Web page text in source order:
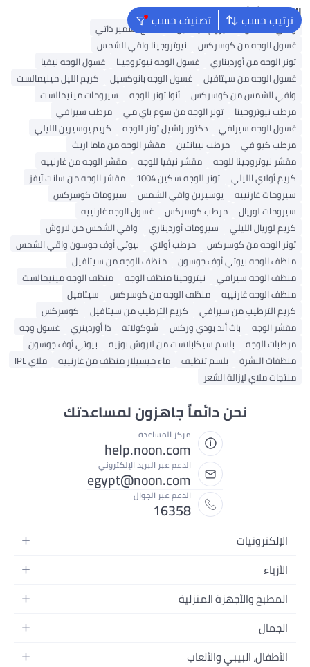
ترتيب حسب تصنيف حسب البحث الشائع
واقي الشمس سيروم فيتامين C
منتج تسمير ذاتي
غسول الوجه من كوسركس
نيوتروجينا واقي الشمس
تونر الوجه من أورديناري
غسول الوجه نيوتروجينا
غسول الوجه نيفيا
غسول الوجه من سيتافيل
غسول الوجه بانوكسيل
كريم الليل مينيمالست
واقي الشمس من كوسركس
أنوا تونر للوجه
سيرومات مينيمالست
مرطب نيوتروجينا
تونر الوجه من سوم باي مي
مرطب سيرافي
غسول الوجه سيرافي
دكتور راشيل تونر للوجه
كريم يوسيرين الليلي
مرطب كيو في
مرطب بيبانثين
مقشر الوجه من ماما اريث
مقشر نيوتروجينا للوجه
مقشر نيفيا للوجه
مقشر الوجه من غارنييه
كريم أولاي الليلي
تونر للوجه سكين 1004
مقشر الوجه من سانت آيفز
سيرومات غارنييه
يوسيرين واقي الشمس
سيرومات كوسركس
سيرومات لوريال
مرطب كوسركس
غسول الوجه غارنييه
كريم لوريال الليلي
سيرومات أورديناري
واقي الشمس من لاروش
تونر الوجه من كوسركس
مرطب أولاي
بيوتي أوف جوسون واقي الشمس
منظف ​​الوجه بيوتي أوف جوسون
منظف ​​الوجه من سيتافيل
منظف ​​الوجه سيرافي
نيتروجينا منظف الوجه
منظف ​​الوجه مينيمالست
منظف ​​الوجه غارنييه
منظف ​​الوجه من كوسركس
سيتافيل
كريم الترطيب من سيرافي
كريم الترطيب من سيتافيل
كوسركس
مقشر الوجه
باث أند بودي وركس شوكولاتة ذا أوردينري
غسول وجه
مرطبات الوجه
بلسم سيكابلاست من لاروش بوزيه
بيوتي أوف جوسون
منظفات البشرة
بلسم تنظيف ماء ميسيلار منظف من غارنييه
ملاي IPL
منتجات ملاي لإزالة الشعر
نحن دائماً جاهزون لمساعدتك
مركز المساعدة
help.noon.com
الدعم عبر البريد الإلكتروني
egypt@noon.com
الدعم عبر الجوال
16358
الإلكترونيات
الهواتف المتحركة
أجهزة الكمبيوتر المحمولة
الأجهزة المنزلية
الأزياء
أزياء نسائية
أزياء البنات
أزياء الأولاد
المطبخ والأجهزة المنزلية
المطبخ وأدوات الطعام
مستلزمات الحمام
الجمال
العطور النسائية
الأطفال، البيبي والألعاب